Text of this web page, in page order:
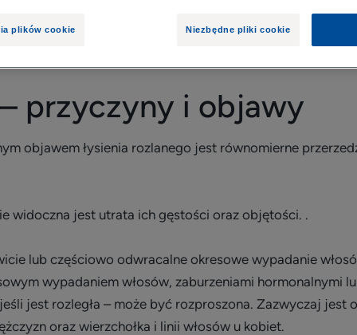
nasz artykuł i poznaj odpowiedzi na te i wiele
przyczyny i objawy
objawem łysienia rozlanego jest równomierne
widoczna jest utrata ich gęstości oraz objętości. .
lub częściowo odwracalne okresowe wypadanie
wypadaniem włosów, zaburzeniami hormonalnymi
jest rozległa – może być rozproszona. Zazwyczaj jest
oraz wierzchołka i linii włosów u kobiet.
plików cookie Niezbędne pliki cookie